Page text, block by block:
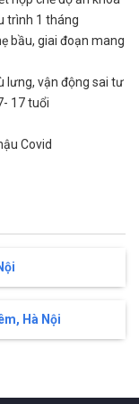
trình 1 tháng
bầu, giai đoạn mang
lưng, vận động sai tư
17 tuổi
Covid
Hà Nội